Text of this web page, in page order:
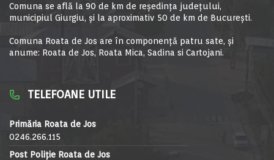
Comuna se află la 90 de km de reşedinţa judeţului,
municipiul Giurgiu, şi la aproximativ 50 de km de Bucureşti.
Comuna Roata de Jos are în componență patru sate, și
anume: Roata de Jos, Roata Mica, Sadina si Cartojani.
TELEFOANE UTILE
Primăria Roata de Jos
0246.266.115
Post Poliție Roata de Jos